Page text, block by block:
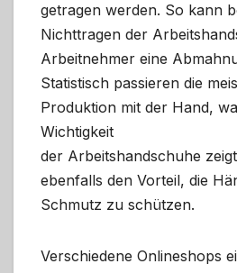
getragen werden. So kann
Nichttragen der
Arbeitnehmer eine
Statistisch passieren die
Produktion mit der Hand,
Wichtigkeit
der Arbeitshandschuhe
ebenfalls den Vorteil, die
Schmutz zu schützen.
Verschiedene Onlineshops